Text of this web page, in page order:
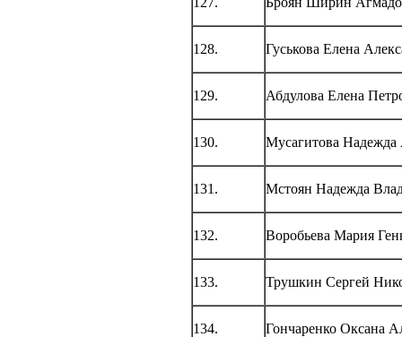
128. Гуськова Елена
129. Абдулова Елена
130. Мусагитова Надежда
131. Мстоян Надежда
132. Воробьева Мария
133. Трушкин Сергей
134. Гончаренко Оксана